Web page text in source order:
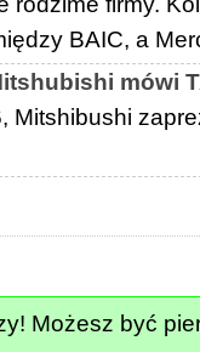
BAIC, a
mówi
Mitshibushi
Możesz być